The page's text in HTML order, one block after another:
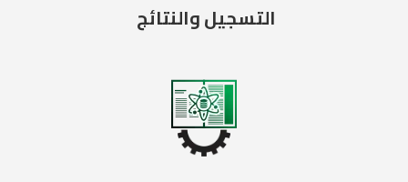
التسجيل والنتائج